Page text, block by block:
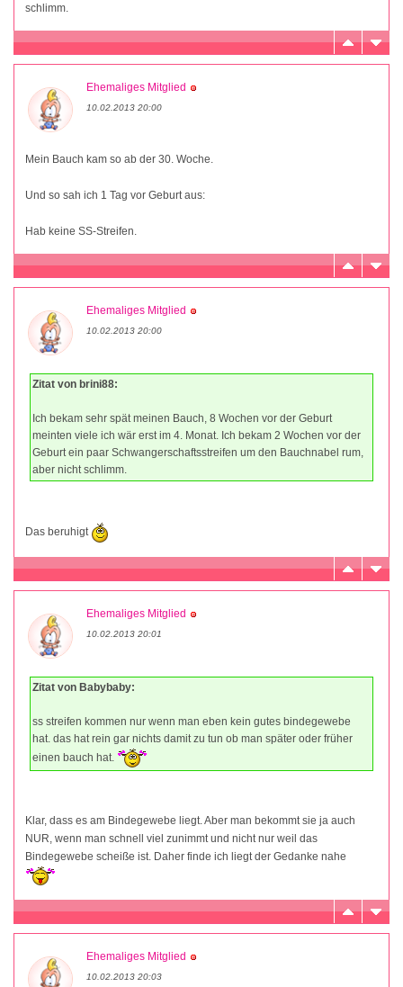
schlimm.
Ehemaliges Mitglied
10.02.2013 20:00
Mein Bauch kam so ab der 30. Woche.
Und so sah ich 1 Tag vor Geburt aus:
Hab keine SS-Streifen.
Ehemaliges Mitglied
10.02.2013 20:00
Zitat von brini88:
Ich bekam sehr spät meinen Bauch, 8 Wochen vor der Geburt
meinten viele ich wär erst im 4. Monat. Ich bekam 2 Wochen vor der
Geburt ein paar Schwangerschaftsstreifen um den Bauchnabel rum,
aber nicht schlimm.
Das beruhigt
Ehemaliges Mitglied
10.02.2013 20:01
Zitat von Babybaby:
ss streifen kommen nur wenn man eben kein gutes bindegewebe
hat. das hat rein gar nichts damit zu tun ob man später oder früher
einen bauch hat.
Klar, dass es am Bindegewebe liegt. Aber man bekommt sie ja auch
NUR, wenn man schnell viel zunimmt und nicht nur weil das
Bindegewebe scheiße ist. Daher finde ich liegt der Gedanke nahe
Ehemaliges Mitglied
10.02.2013 20:03